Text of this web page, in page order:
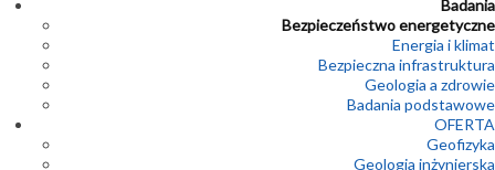
Badania
Bezpieczeństwo energetyczne
Energia i klimat
Bezpieczna infrastruktura
Geologia a zdrowie
Badania podstawowe
OFERTA
Geofizyka
Geologia inżynierska